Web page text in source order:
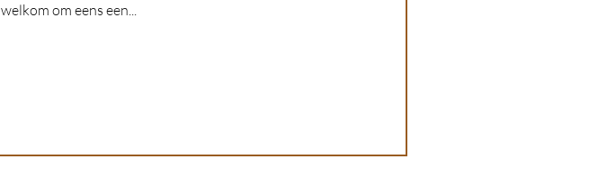
welkom om eens een...